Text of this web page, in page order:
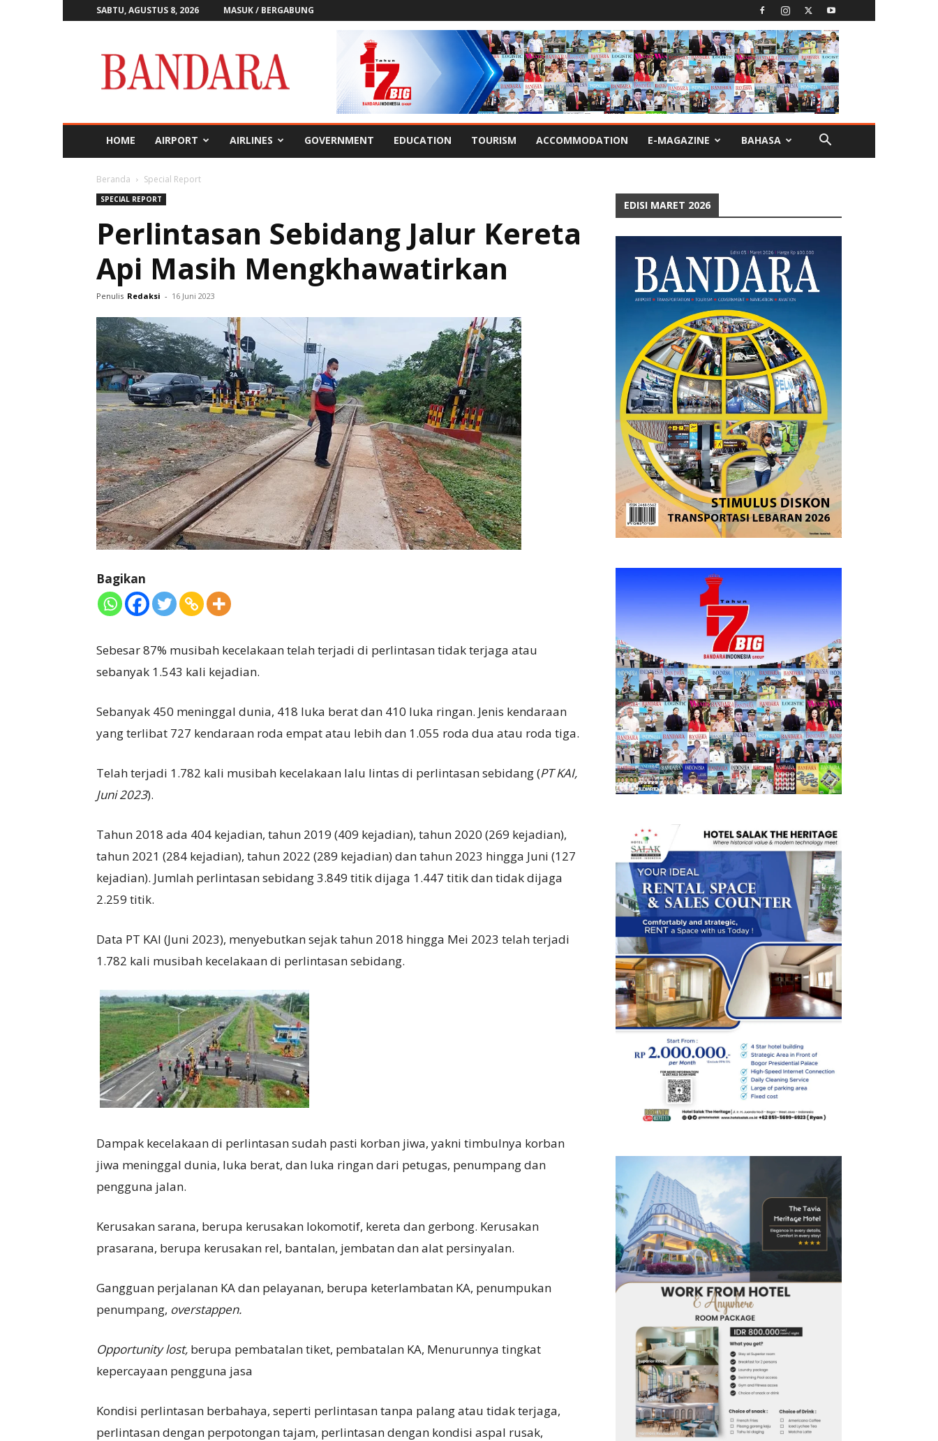
SABTU, AGUSTUS 8, 2026 MASUK / BERGABUNG
Bandara
HOME AIRPORT AIRLINES GOVERNMENT EDUCATION TOURISM ACCOMMODATION E-MAGAZINE BAHASA
Beranda Special Report
SPECIAL REPORT
Perlintasan Sebidang Jalur Kereta
Api Masih Mengkhawatirkan
Penulis Redaksi - 16 Juni 2023
Bagikan
Sebesar 87% musibah kecelakaan telah terjadi di perlintasan tidak terjaga atau
sebanyak 1.543 kali kejadian.
Sebanyak 450 meninggal dunia, 418 luka berat dan 410 luka ringan. Jenis kendaraan
yang terlibat 727 kendaraan roda empat atau lebih dan 1.055 roda dua atau roda tiga.
Telah terjadi 1.782 kali musibah kecelakaan lalu lintas di perlintasan sebidang (PT KAI,
Juni 2023).
Tahun 2018 ada 404 kejadian, tahun 2019 (409 kejadian), tahun 2020 (269 kejadian),
tahun 2021 (284 kejadian), tahun 2022 (289 kejadian) dan tahun 2023 hingga Juni (127
kejadian). Jumlah perlintasan sebidang 3.849 titik dijaga 1.447 titik dan tidak dijaga
2.259 titik.
Data PT KAI (Juni 2023), menyebutkan sejak tahun 2018 hingga Mei 2023 telah terjadi
1.782 kali musibah kecelakaan di perlintasan sebidang.
Dampak kecelakaan di perlintasan sudah pasti korban jiwa, yakni timbulnya korban
jiwa meninggal dunia, luka berat, dan luka ringan dari petugas, penumpang dan
pengguna jalan.
Kerusakan sarana, berupa kerusakan lokomotif, kereta dan gerbong. Kerusakan
prasarana, berupa kerusakan rel, bantalan, jembatan dan alat persinyalan.
Gangguan perjalanan KA dan pelayanan, berupa keterlambatan KA, penumpukan
penumpang, overstappen.
Opportunity lost, berupa pembatalan tiket, pembatalan KA, Menurunnya tingkat
kepercayaan pengguna jasa
Kondisi perlintasan berbahaya, seperti perlintasan tanpa palang atau tidak terjaga,
perlintasan dengan perpotongan tajam, perlintasan dengan kondisi aspal rusak,
EDISI MARET 2026